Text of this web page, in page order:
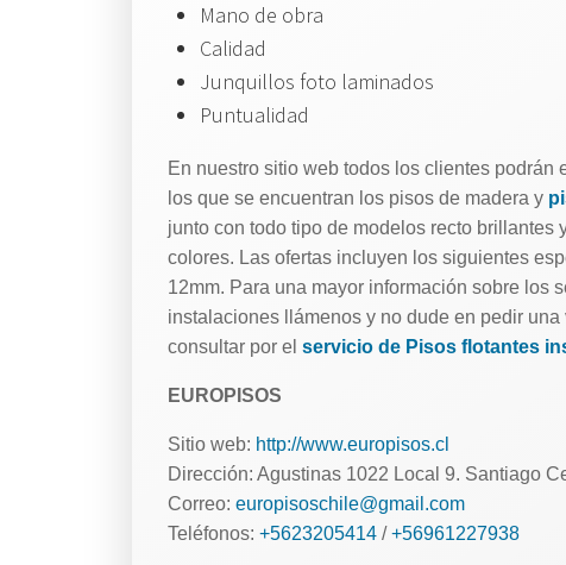
Mano de obra
Calidad
Junquillos foto laminados
Puntualidad
En nuestro sitio web todos los clientes podrán
los que se encuentran los pisos de madera y
junto con todo tipo de modelos recto
colores. Las ofertas incluyen los siguientes
12mm. Para una mayor información sobre los
instalaciones llámenos y no dude en pedir
consultar por el servicio de Pisos flotantes
EUROPISOS
Sitio web: http://www.europisos.cl
Dirección: Agustinas 1022 Local 9. Santiago
Correo: europisoschile@gmail.com
Teléfonos: +5623205414 /+56961227938